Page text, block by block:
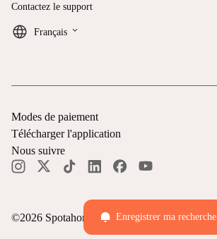
Enregistrer ma recherche
Contactez le support
Français keyboard_arrow_down
©2026 Spotahome — Tous droits réservés
Modes de paiement
Télécharger l'application
Nous suivre